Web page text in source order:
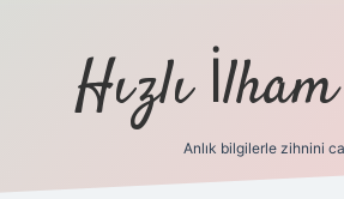
Hızlı
Anlık bilgilerle zihnini